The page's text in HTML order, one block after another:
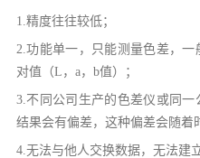
1.精度往往较低；
2.功能单一，只能测量色差，
对值（L，a，b值）；
3.不同公司生产的色差仪或同
结果会有偏差，这种偏差会随着
4.无法与他人交换数据，无法建